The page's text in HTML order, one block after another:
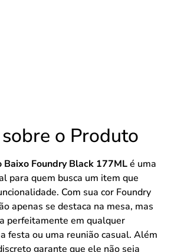
o Produto
Baixo Foundry Black 177MLé uma
para quem busca um item que
Com sua cor Foundry
apenas se destaca na mesa, mas
perfeitamente em qualquer
festa ou uma reunião casual. Além
garante que ele não seja